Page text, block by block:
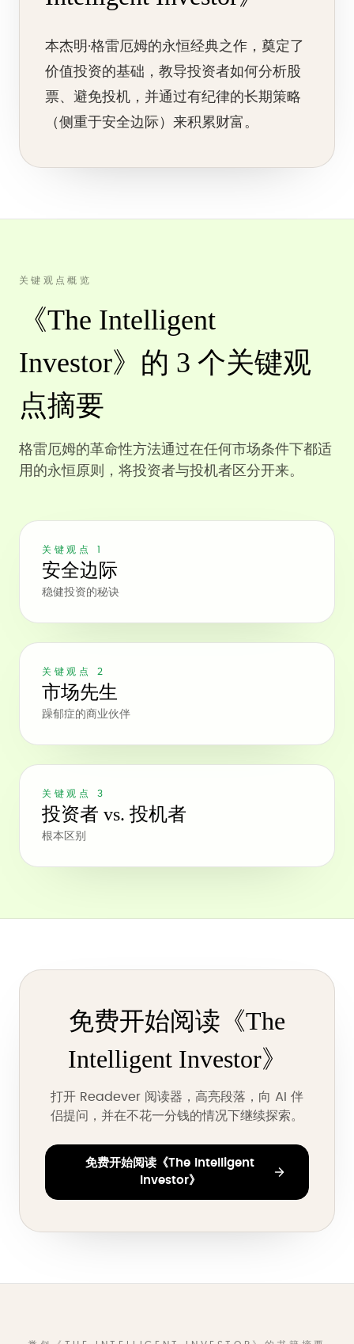
本杰明·格雷厄姆的永恒经典之作，奠定了
价值投资的基础，教导投资者如何分析股
票、避免投机，并通过有纪律的长期策略
（侧重于安全边际）来积累财富。
关键观点概览
《The Intelligent
Investor》的 3 个关键观
点摘要
格雷厄姆的革命性方法通过在任何市场条件下都适
用的永恒原则，将投资者与投机者区分开来。
关键观点 1
安全边际
稳健投资的秘诀
关键观点 2
市场先生
躁郁症的商业伙伴
关键观点 3
投资者 vs. 投机者
根本区别
免费开始阅读《The
Intelligent Investor》
打开 Readever 阅读器，高亮段落，向 AI 伴
侣提问，并在不花一分钱的情况下继续探索。
免费开始阅读《The Intelligent
Investor》